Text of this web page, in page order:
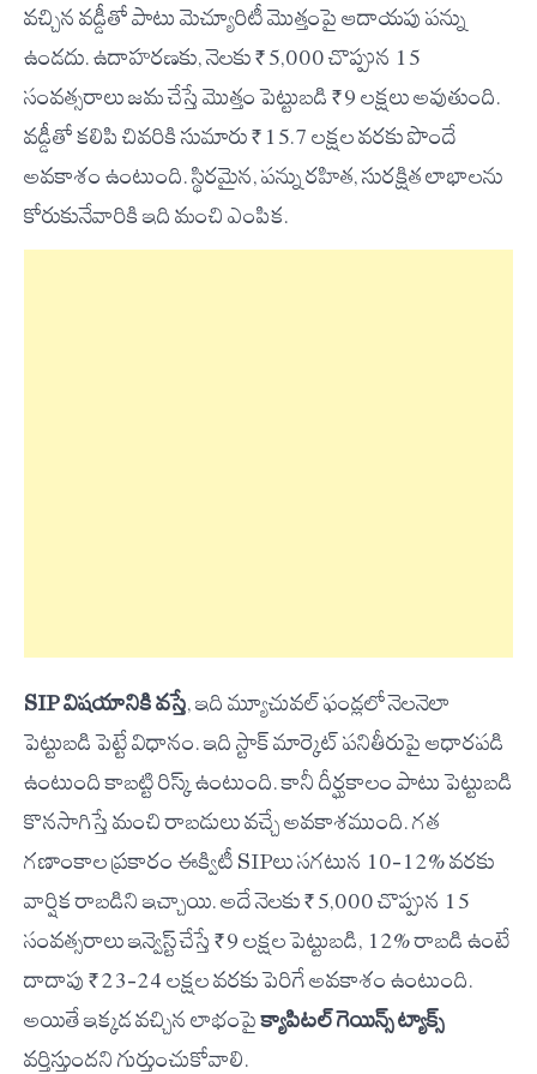
వచ్చిన వడ్డీతో పాటు మెచ్యూరిటీ మొత్తంపై ఆదాయపు పన్ను
ఉండదు. ఉదాహరణకు, నెలకు ₹5,000 చొప్పున 15
సంవత్సరాలు జమ చేస్తే మొత్తం పెట్టుబడి ₹9 లక్షలు అవుతుంది.
వడ్డీతో కలిపి చివరికి సుమారు ₹15.7 లక్షల వరకు పొందే
అవకాశం ఉంటుంది. స్థిరమైన, పన్ను రహిత, సురక్షిత లాభాలను
కోరుకునేవారికి ఇది మంచి ఎంపిక.
SIP విషయానికి వస్తే, ఇది మ్యూచువల్ ఫండ్లలో నెలనెలా
పెట్టుబడి పెట్టే విధానం. ఇది స్టాక్ మార్కెట్ పనితీరుపై ఆధారపడి
ఉంటుంది కాబట్టి రిస్క్ ఉంటుంది. కానీ దీర్ఘకాలం పాటు పెట్టుబడి
కొనసాగిస్తే మంచి రాబడులు వచ్చే అవకాశముంది. గత
గణాంకాల ప్రకారం ఈక్విటీ SIPలు సగటున 10–12% వరకు
వార్షిక రాబడిని ఇచ్చాయి. అదే నెలకు ₹5,000 చొప్పున 15
సంవత్సరాలు ఇన్వెస్ట్ చేస్తే ₹9 లక్షల పెట్టుబడి, 12% రాబడి ఉంటే
దాదాపు ₹23–24 లక్షల వరకు పెరిగే అవకాశం ఉంటుంది.
అయితే ఇక్కడ వచ్చిన లాభంపైక్యాపిటల్ గెయిన్స్ ట్యాక్స్
వర్తిస్తుందని గుర్తుంచుకోవాలి.